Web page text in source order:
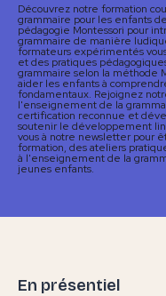
Découvrez notre formation
grammaire pour les enfants
pédagogie Montessori pour
grammaire de manière
formateurs expérimentés
et des pratiques
grammaire selon la méthode
aider les enfants à
fondamentaux. Rejoignez
l'enseignement de la
certification reconnue et
soutenir le développement
vous à notre newsletter pour
formation, des ateliers
à l'enseignement de la
jeunes enfants.
En présentiel